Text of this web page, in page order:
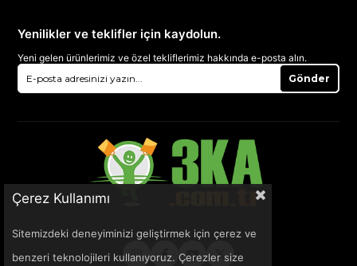
Yenilikler ve teklifler için kaydolun.
Yeni gelen ürünlerimiz ve özel tekliflerimiz hakkında e-posta alın.
Gönder
Çerez Kullanımı
Sitemizdeki deneyiminizi geliştirmek için çerez ve
benzeri teknolojileri kullanıyoruz. Çerezler size